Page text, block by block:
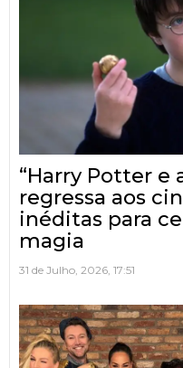
“Harry Potter e
regressa aos
inéditas para
magia
31 de Julho, 2026, 17:51